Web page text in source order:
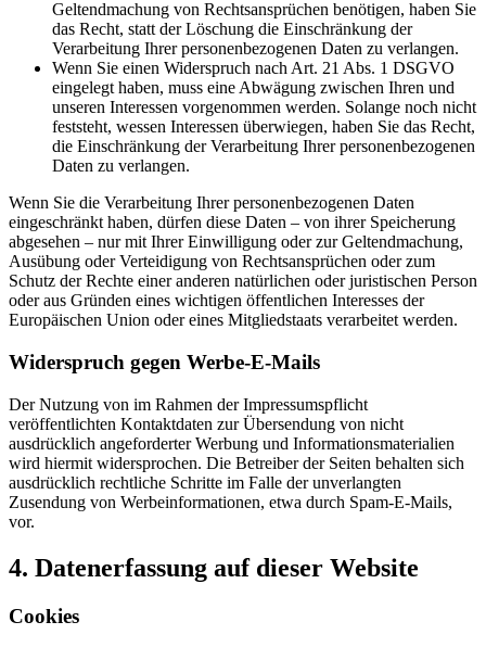
Geltendmachung von Rechtsansprüchen benötigen, haben Sie
das Recht, statt der Löschung die Einschränkung der
Verarbeitung Ihrer personenbezogenen Daten zu verlangen.
Wenn Sie einen Widerspruch nach Art. 21 Abs. 1 DSGVO
eingelegt haben, muss eine Abwägung zwischen Ihren und
unseren Interessen vorgenommen werden. Solange noch nicht
feststeht, wessen Interessen überwiegen, haben Sie das Recht,
die Einschränkung der Verarbeitung Ihrer personenbezogenen
Daten zu verlangen.
Wenn Sie die Verarbeitung Ihrer personenbezogenen Daten
eingeschränkt haben, dürfen diese Daten – von ihrer Speicherung
abgesehen – nur mit Ihrer Einwilligung oder zur Geltendmachung,
Ausübung oder Verteidigung von Rechtsansprüchen oder zum
Schutz der Rechte einer anderen natürlichen oder juristischen Person
oder aus Gründen eines wichtigen öffentlichen Interesses der
Europäischen Union oder eines Mitgliedstaats verarbeitet werden.
Widerspruch gegen Werbe-E-Mails
Der Nutzung von im Rahmen der Impressumspflicht
veröffentlichten Kontaktdaten zur Übersendung von nicht
ausdrücklich angeforderter Werbung und Informationsmaterialien
wird hiermit widersprochen. Die Betreiber der Seiten behalten sich
ausdrücklich rechtliche Schritte im Falle der unverlangten
Zusendung von Werbeinformationen, etwa durch Spam-E-Mails,
vor.
4. Datenerfassung auf dieser Website
Cookies